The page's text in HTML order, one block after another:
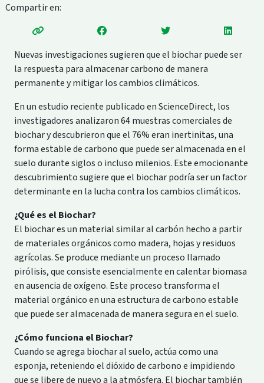
Compartir en:
Nuevas investigaciones sugieren que el biochar puede ser
la respuesta para almacenar carbono de manera
permanente y mitigar los cambios climáticos.
En un estudio reciente publicado en ScienceDirect, los
investigadores analizaron 64 muestras comerciales de
biochar y descubrieron que el 76% eran inertinitas, una
forma estable de carbono que puede ser almacenada en el
suelo durante siglos o incluso milenios. Este emocionante
descubrimiento sugiere que el biochar podría ser un factor
determinante en la lucha contra los cambios climáticos.
¿Qué es el Biochar?
El biochar es un material similar al carbón hecho a partir
de materiales orgánicos como madera, hojas y residuos
agrícolas. Se produce mediante un proceso llamado
pirólisis, que consiste esencialmente en calentar biomasa
en ausencia de oxígeno. Este proceso transforma el
material orgánico en una estructura de carbono estable
que puede ser almacenada de manera segura en el suelo.
¿Cómo funciona el Biochar?
Cuando se agrega biochar al suelo, actúa como una
esponja, reteniendo el dióxido de carbono e impidiendo
que se libere de nuevo a la atmósfera. El biochar también